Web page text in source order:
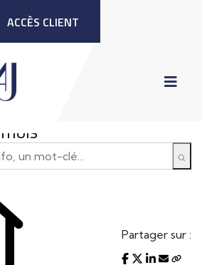
ACCÈS CLIENT
Partager sur :